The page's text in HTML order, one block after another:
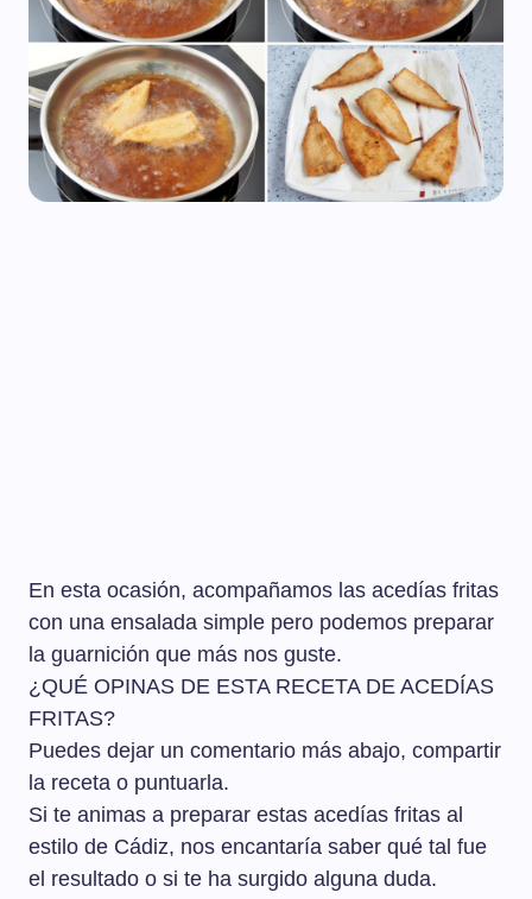
En esta ocasión, acompañamos las acedías fritas
con una ensalada simple pero podemos preparar
la guarnición que más nos guste.
¿QUÉ OPINAS DE ESTA RECETA DE ACEDÍAS
FRITAS?
Puedes dejar un comentario más abajo, compartir
la receta o puntuarla.
Si te animas a preparar estas acedías fritas al
estilo de Cádiz, nos encantaría saber qué tal fue
el resultado o si te ha surgido alguna duda.